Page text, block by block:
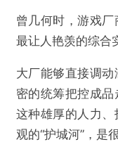
曾几何时，游戏
最让人艳羡的综合
大厂能够直接调
密的统筹把控成品
这种雄厚的人力
观的“护城河”，是